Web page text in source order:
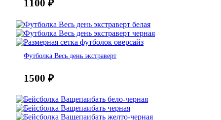
1100 ₽
Футболка Весь день экстраверт
1500 ₽